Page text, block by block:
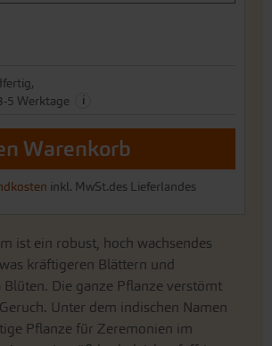
5 Werktage
i
Warenkorb
inkl. MwSt.des Lieferlandes
ist ein robust, hoch wachsendes
kräftigeren Blättern und
Blüten. Die ganze Pflanze verstömt
Unter dem indischen Namen
Pflanze für Zeremonien im